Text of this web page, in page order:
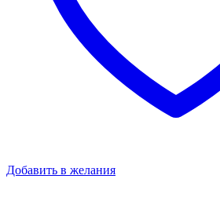
Добавить в желания